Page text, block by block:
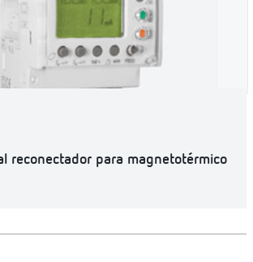
reconectador para magnetotérmico